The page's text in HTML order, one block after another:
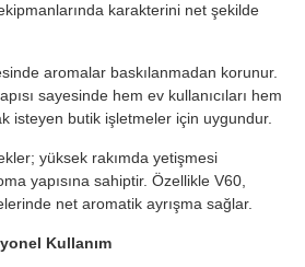
karakterini net şekilde
aromalar baskılanmadan korunur.
sayesinde hem ev kullanıcıları hem
isteyen butik işletmeler için uygundur.
yüksek rakımda yetişmesi
yapısına sahiptir. Özellikle V60,
net aromatik ayrışma sağlar.
Kullanım